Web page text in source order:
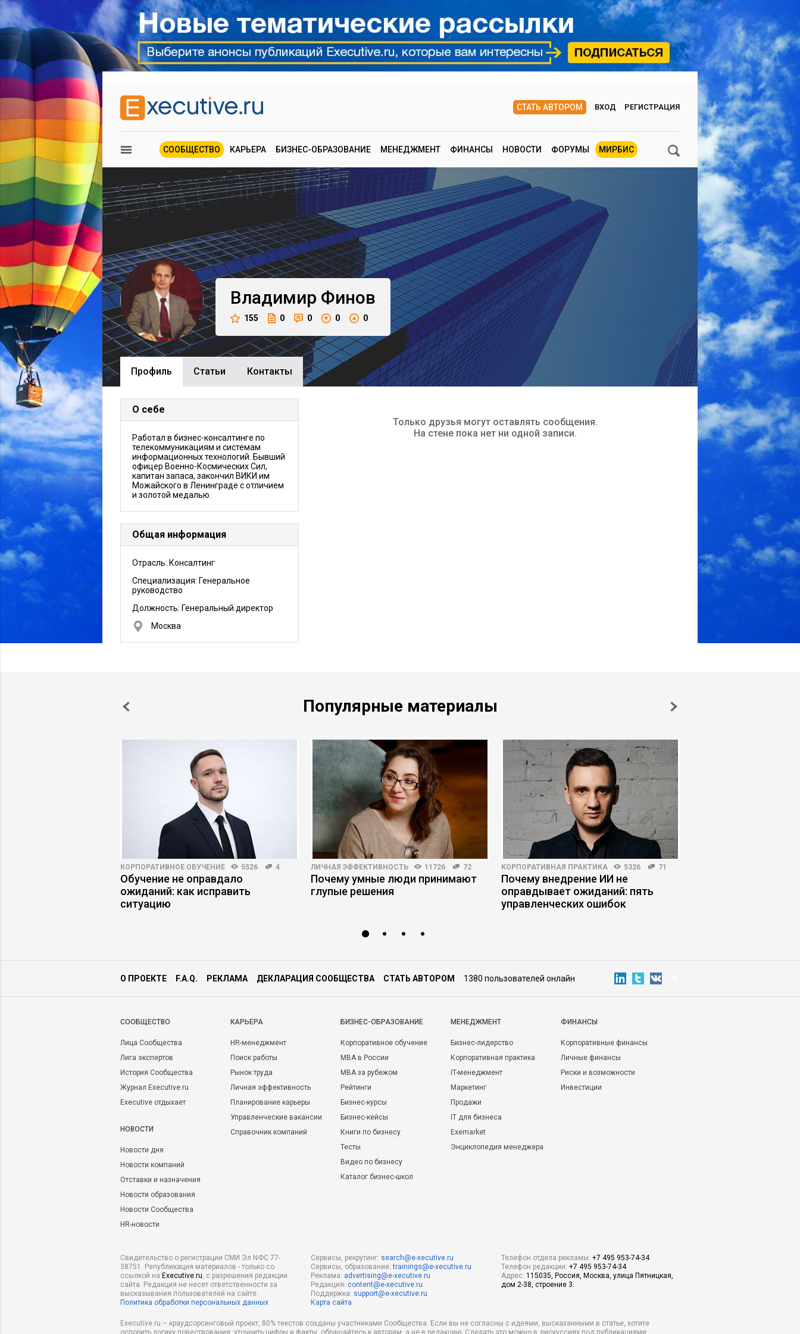
СТАТЬ АВТОРОМ ВХОД РЕГИСТРАЦИЯ
СООБЩЕСТВО КАРЬЕРА БИЗНЕС-ОБРАЗОВАНИЕ МЕНЕДЖМЕНТ ФИНАНСЫ НОВОСТИ ФОРУМЫ МИРБИС
Владимир Финов
155 0 0 0 0
Профиль Cтатьи Контакты
О себе
Работал в бизнес-консалтинге по
телекоммуникациям и системам
информационных технологий. Бывший
офицер Военно-Космических Сил,
капитан запаса, закончил ВИКИ им
Можайского в Ленинграде с отличием
и золотой медалью.
Общая информация
Отрасль: Консалтинг
Специализация: Генеральное
руководство
Должность: Генеральный директор
Москва
Только друзья могут оставлять сообщения.
На стене пока нет ни одной записи.
Популярные материалы
КОРПОРАТИВНОЕ ОБУЧЕНИЕ 5526 4
Обучение не оправдало
ожиданий: как исправить
ситуацию
ЛИЧНАЯ ЭФФЕКТИВНОСТЬ 11726 72
Почему умные люди принимают
глупые решения
КОРПОРАТИВНАЯ ПРАКТИКА 5326 71
Почему внедрение ИИ не
оправдывает ожиданий: пять
управленческих ошибок
О ПРОЕКТЕ F.A.Q. РЕКЛАМА ДЕКЛАРАЦИЯ СООБЩЕСТВА СТАТЬ АВТОРОМ 1380 пользователей онлайн
CООБЩЕСТВО
Лица Сообщества
Лига экспертов
История Сообщества
Журнал Executive.ru
Executive отдыхает
НОВОСТИ
Новости дня
Новости компаний
Отставки и назначения
Новости образования
Новости Сообщества
HR-новости
КАРЬЕРА
HR-менеджмент
Поиск работы
Рынок труда
Личная эффективность
Планирование карьеры
Управленческие вакансии
Справочник компаний
БИЗНЕС-ОБРАЗОВАНИЕ
Корпоративное обучение
MBA в России
MBA за рубежом
Рейтинги
Бизнес-курсы
Бизнес-кейсы
Книги по бизнесу
Тесты
Видео по бизнесу
Каталог бизнес-школ
МЕНЕДЖМЕНТ
Бизнес-лидерство
Корпоративная практика
IT-менеджмент
Маркетинг
Продажи
IT для бизнеса
Exemarket
Энциклопедия менеджера
ФИНАНСЫ
Корпоративные финансы
Личные финансы
Риски и возможности
Инвестиции
Свидетельство о регистрации СМИ Эл NФС 77-
38751. Републикация материалов - только со
ссылкой на Executive.ru, с разрешения редакции
сайта. Редакция не несет ответственности за
высказывания пользователей на сайте.
Политика обработки персональных данных
Сервисы, рекрутинг: search@e-xecutive.ru
Сервисы, образование:trainings@e-xecutive.ru
Реклама: advertising@e-xecutive.ru
Редакция: content@e-xecutive.ru
Поддержка: support@e-xecutive.ru
Карта сайта
Телефон отдела рекламы: +7 495 953-74-34
Телефон редакции: +7 495 953-74-34
Адрес: 115035, Россия, Москва, улица Пятницкая,
дом 2-38, строение 3.
Executive.ru – краудсорсинговый проект, 80% текстов созданы участниками Сообщества. Если вы не согласны с идеями, высказанными в статье, хотите
оспорить логику повествования, уточнить цифры и факты, обращайтесь к авторам, а не в редакцию. Сделать это можно в дискуссиях под публикациями.